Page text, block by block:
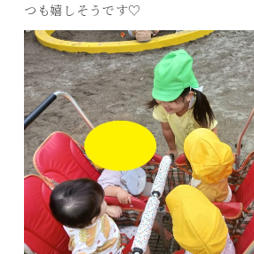
つも嬉しそうです♡